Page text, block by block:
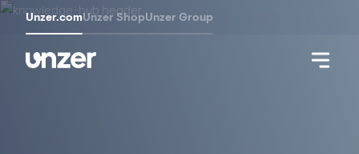
Unzer.comUnzer ShopUnzer Group